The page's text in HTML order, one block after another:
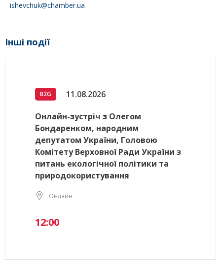
ishevchuk@chamber.ua
Інші події
B2G 11.08.2026
Онлайн-зустріч з Олегом
Бондаренком, народним
депутатом України, Головою
Комітету Верховної Ради України з
питань екологічної політики та
природокористування
Онлайн
12:00